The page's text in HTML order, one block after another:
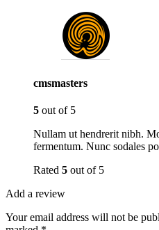
cmsmasters
5 out of 5
Nullam ut hendrerit nibh.
fermentum. Nunc sodales
Rated 5 out of 5
Add a review
Your email address will not be